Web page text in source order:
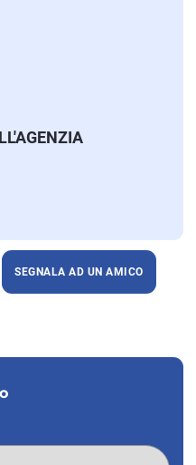
SEGNALA AD UN AMICO